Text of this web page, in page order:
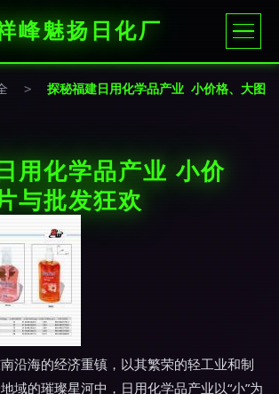
峰魅扬日化厂
>
探秘福建日用化学品产业 小价格、大图
用化学品产业 小价
与批发狂欢
沿海的经济重镇，以其繁荣的轻工业和制
域的璀璨星河中，日用化学品产业以“小”为